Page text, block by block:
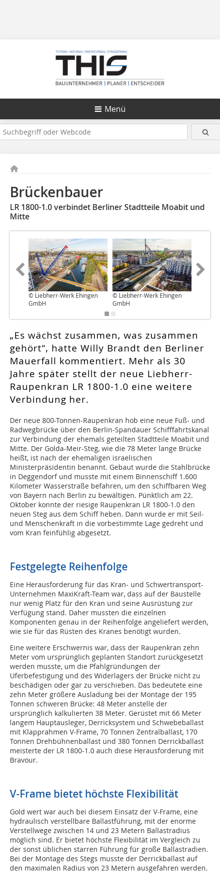
Menü
Brückenbauer
LR 1800-1.0 verbindet Berliner Stadtteile Moabit und
Mitte
© Liebherr-Werk Ehingen
GmbH
© Liebherr-Werk Ehingen
GmbH
„Es wächst zusammen, was zusammen
gehört“, hatte Willy Brandt den Berliner
Mauerfall kommentiert. Mehr als 30
Jahre später stellt der neue Liebherr-
Raupenkran LR 1800-1.0 eine weitere
Verbindung her.
Der neue 800-Tonnen-Raupenkran hob eine neue Fuß- und
Radwegbrücke über den Berlin-Spandauer Schifffahrtskanal
zur Verbindung der ehemals geteilten Stadtteile Moabit und
Mitte. Der Golda-Meir-Steg, wie die 78 Meter lange Brücke
heißt, ist nach der ehemaligen israelischen
Ministerpräsidentin benannt. Gebaut wurde die Stahlbrücke
in Deggendorf und musste mit einem Binnenschiff 1.600
Kilometer Wasserstraße befahren, um den schiffbaren Weg
von Bayern nach Berlin zu bewältigen. Pünktlich am 22.
Oktober konnte der riesige Raupenkran LR 1800-1.0 den
neuen Steg aus dem Schiff heben. Dann wurde er mit Seil-
und Menschenkraft in die vorbestimmte Lage gedreht und
vom Kran feinfühlig abgesetzt.
Festgelegte Reihenfolge
Eine Herausforderung für das Kran- und Schwertransport-
Unternehmen MaxiKraft-Team war, dass auf der Baustelle
nur wenig Platz für den Kran und seine Ausrüstung zur
Verfügung stand. Daher mussten die einzelnen
Komponenten genau in der Reihenfolge angeliefert werden,
wie sie für das Rüsten des Kranes benötigt wurden.
Eine weitere Erschwernis war, dass der Raupenkran zehn
Meter vom ursprünglich geplanten Standort zurückgesetzt
werden musste, um die Pfahlgründungen der
Uferbefestigung und des Widerlagers der Brücke nicht zu
beschädigen oder gar zu verschieben. Das bedeutete eine
zehn Meter größere Ausladung bei der Montage der 195
Tonnen schweren Brücke: 48 Meter anstelle der
ursprünglich kalkulierten 38 Meter. Gerüstet mit 66 Meter
langem Hauptausleger, Derricksystem und Schwebeballast
mit Klapprahmen V-Frame, 70 Tonnen Zentralballast, 170
Tonnen Drehbühnenballast und 380 Tonnen Derrickballast
meisterte der LR 1800-1.0 auch diese Herausforderung mit
Bravour.
V-Frame bietet höchste Flexibilität
Gold wert war auch bei diesem Einsatz der V-Frame, eine
hydraulisch verstellbare Ballastführung, mit der enorme
Verstellwege zwischen 14 und 23 Metern Ballastradius
möglich sind. Er bietet höchste Flexibilität im Vergleich zu
der sonst üblichen starren Führung für große Ballastradien.
Bei der Montage des Stegs musste der Derrickballast auf
den maximalen Radius von 23 Metern ausgefahren werden.